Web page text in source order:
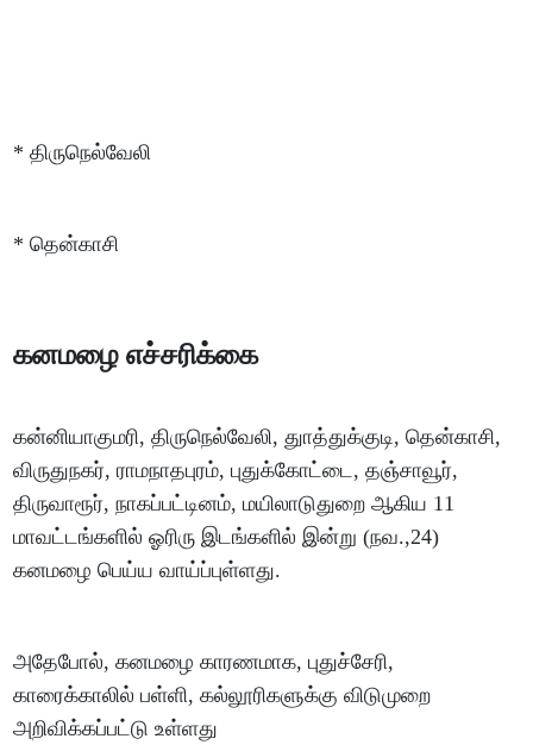
* திருநெல்வேலி
* தென்காசி
கனமழை எச்சரிக்கை
கன்னியாகுமரி, திருநெல்வேலி, துாத்துக்குடி, தென்காசி,
விருதுநகர், ராமநாதபுரம், புதுக்கோட்டை, தஞ்சாவூர்,
திருவாரூர், நாகப்பட்டினம், மயிலாடுதுறை ஆகிய 11
மாவட்டங்களில் ஓரிரு இடங்களில் இன்று (நவ.,24)
கனமழை பெய்ய வாய்ப்புள்ளது.
அதேபோல், கனமழை காரணமாக, புதுச்சேரி,
காரைக்காலில் பள்ளி, கல்லூரிகளுக்கு விடுமுறை
அறிவிக்கப்பட்டு உள்ளது